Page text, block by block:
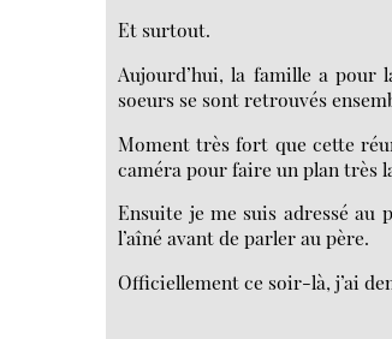
Et surtout.
Aujourd’hui, la famille a pour
soeurs se sont retrouvés
Moment très fort que cette
caméra pour faire un plan très
Ensuite je me suis adressé au
l’aîné avant de parler au père.
Officiellement ce soir-là, j’ai